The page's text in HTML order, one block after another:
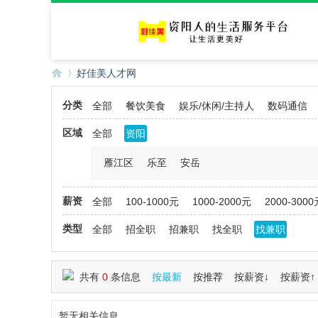
»
好佳美人才网
分类 全部 餐饮美食 娱乐/休闲/主持人 数码通信
区域 全部 资阳
雁江区 乐至 安岳
薪资 全部 100-1000元 1000-2000元 2000-3000
类型 全部 招全职 招兼职 找全职 找兼职
共有 0 条信息 按最新 按推荐 按薪资↓ 按薪资↑